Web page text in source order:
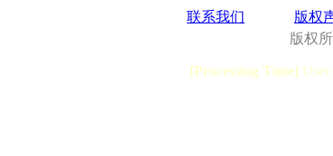
联系我们 版权
版权
[Processing Time]